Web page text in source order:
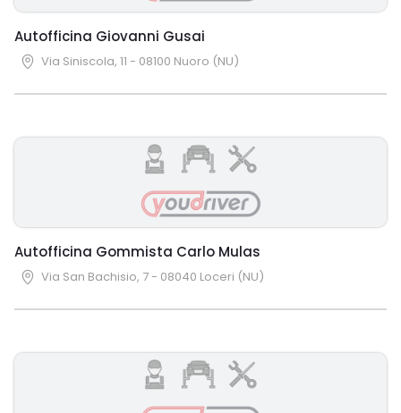
Autofficina Giovanni Gusai
Via Siniscola, 11 - 08100 Nuoro (NU)
Autofficina Gommista Carlo Mulas
Via San Bachisio, 7 - 08040 Loceri (NU)